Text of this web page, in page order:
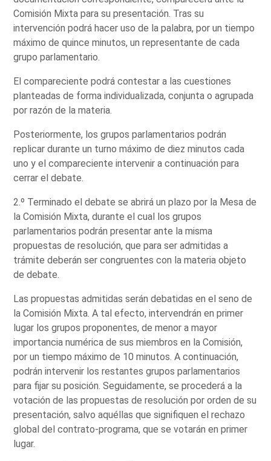
Comisión Mixta para su presentación. Tras su
intervención podrá hacer uso de la palabra, por un tiempo
máximo de quince minutos, un representante de cada
grupo parlamentario.
El compareciente podrá contestar a las cuestiones
planteadas de forma individualizada, conjunta o agrupada
por razón de la materia.
Posteriormente, los grupos parlamentarios podrán
replicar durante un turno máximo de diez minutos cada
uno y el compareciente intervenir a continuación para
cerrar el debate.
2.º Terminado el debate se abrirá un plazo por la Mesa de
la Comisión Mixta, durante el cual los grupos
parlamentarios podrán presentar ante la misma
propuestas de resolución, que para ser admitidas a
trámite deberán ser congruentes con la materia objeto
de debate.
Las propuestas admitidas serán debatidas en el seno de
la Comisión Mixta. A tal efecto, intervendrán en primer
lugar los grupos proponentes, de menor a mayor
importancia numérica de sus miembros en la Comisión,
por un tiempo máximo de 10 minutos. A continuación,
podrán intervenir los restantes grupos parlamentarios
para fijar su posición. Seguidamente, se procederá a la
votación de las propuestas de resolución por orden de su
presentación, salvo aquéllas que signifiquen el rechazo
global del contrato-programa, que se votarán en primer
lugar.